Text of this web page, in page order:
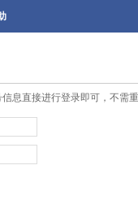
息直接进行登录即可，不需